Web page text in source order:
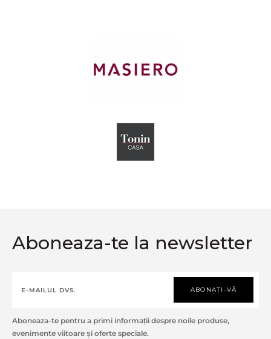
Aboneaza-te la newsletter
ABONAȚI-VĂ
Aboneaza-te pentru a primi informații despre noile produse,
evenimente viitoare și oferte speciale.